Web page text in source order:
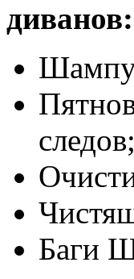
диванов:
следов;
Баги